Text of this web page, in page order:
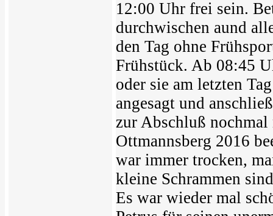
12:00 Uhr frei sein.
durchwischen aund
den Tag ohne
Frühstück. Ab 08:45
oder sie am letzten
angesagt und
zur Abschluß
Ottmannsberg 2016
war immer trocken,
kleine Schrammen
Es war wieder mal